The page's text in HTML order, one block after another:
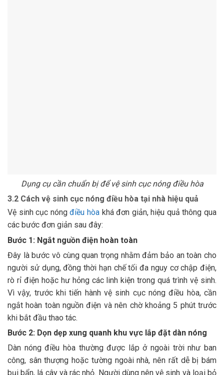
Dụng cụ cần chuẩn bị để vệ sinh cục nóng điều hòa
3.2 Cách vệ sinh cục nóng điều hòa tại nhà hiệu quả
Vệ sinh cục nóngđiều hòakhá đơn giản, hiệu quả thông qua
các bước đơn giản sau đây:
Bước 1: Ngắt nguồn điện hoàn toàn
Đây là bước vô cùng quan trọng nhằm đảm bảo an toàn cho
người sử dụng, đồng thời hạn chế tối đa nguy cơ chập điện,
rò rỉ điện hoặc hư hỏng các linh kiện trong quá trình vệ sinh.
Vì vậy, trước khi tiến hành vệ sinh cục nóng điều hòa, cần
ngắt hoàn toàn nguồn điện và nên chờ khoảng 5 phút trước
khi bắt đầu thao tác.
Bước 2: Dọn dẹp xung quanh khu vực lắp đặt dàn nóng
Dàn nóng điều hòa thường được lắp ở ngoài trời như ban
công, sân thượng hoặc tường ngoài nhà, nên rất dễ bị bám
bụi bẩn, lá cây và rác nhỏ. Người dùng nên vệ sinh và loại bỏ